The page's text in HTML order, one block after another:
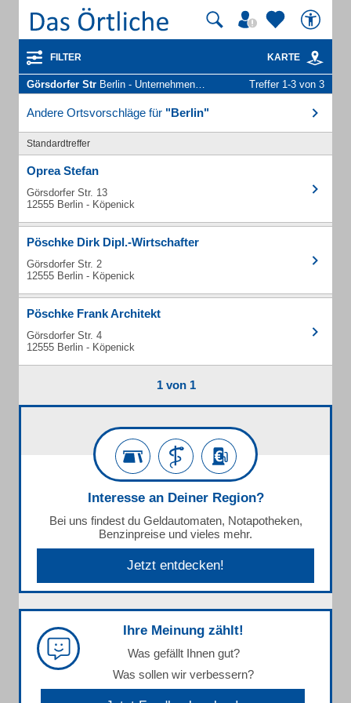
FILTER KARTE
Görsdorfer Str Berlin - Unternehmen und Personen Treffer 1-3 von 3
Andere Ortsvorschläge für "Berlin"
Standardtreffer
Oprea Stefan
Görsdorfer Str. 13
12555 Berlin - Köpenick
Pöschke Dirk Dipl.-Wirtschafter
Görsdorfer Str. 2
12555 Berlin - Köpenick
Pöschke Frank Architekt
Görsdorfer Str. 4
12555 Berlin - Köpenick
1 von 1
Interesse an Deiner Region?
Bei uns findest du Geldautomaten, Notapotheken,
Benzinpreise und vieles mehr.
Jetzt entdecken!
Ihre Meinung zählt!
Was gefällt Ihnen gut?
Was sollen wir verbessern?